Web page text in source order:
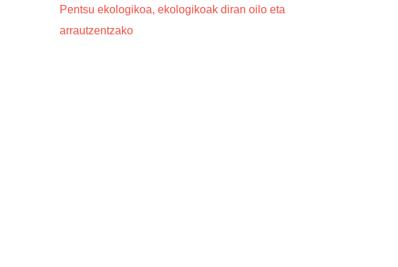
Pentsu ekologikoa, ekologikoak diran oilo eta
arrautzentzako